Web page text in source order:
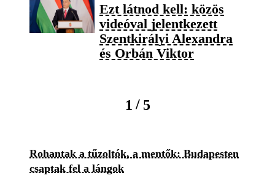
Ezt látnod kell: közös
videóval jelentkezett
Szentkirályi Alexandra
és Orbán Viktor
1 / 5
Rohantak a tűzoltók, a mentők: Budapesten
csaptak fel a lángok